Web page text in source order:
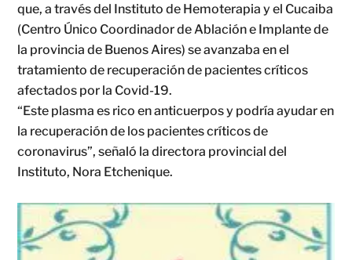
que, a través del Instituto de Hemoterapia y el Cucaiba
(Centro Único Coordinador de Ablación e Implante de
la provincia de Buenos Aires) se avanzaba en el
tratamiento de recuperación de pacientes críticos
afectados por la Covid-19.
“Este plasma es rico en anticuerpos y podría ayudar en
la recuperación de los pacientes críticos de
coronavirus”, señaló la directora provincial del
Instituto, Nora Etchenique.